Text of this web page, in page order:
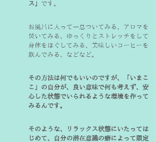
ス」 です。
お風呂に入って一息ついてみる、アロマを
焚いてみる、ゆっくりとストレッチをして
身体をほぐしてみる、美味しいコーヒーを
飲んでみる、などなど。
その方法は何でもいいのですが、「いまこ
こ」の自分が、良い意味で何も考えず、安
心した状態でいられるような環境を作って
みるんです。
そのような、リラックス状態にいたっては
じめて、自分の潜在意識の癖によって限定